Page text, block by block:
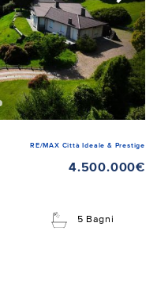
RE/MAX Città Ideale & Prestige
4.500.000€
5 Bagni